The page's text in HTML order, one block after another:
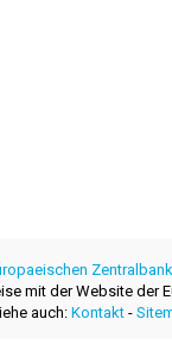
mit der Website der
auch: Kontakt-